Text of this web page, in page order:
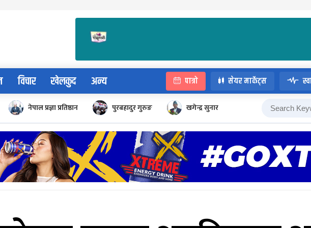
विचार खेलकुद अन्य पात्रो सेयर मार्केट्स
नेपाल प्रज्ञा प्रतिष्ठान पुरबहादुर गुरुङ खगेन्द्र सुनार